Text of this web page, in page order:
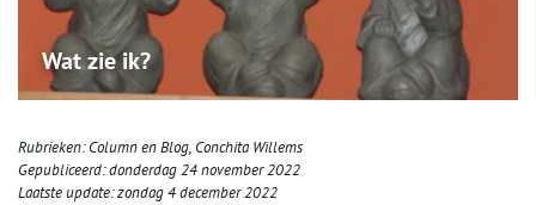
Wat zie ik?
Rubrieken:Column en Blog, Conchita Willems
Gepubliceerd:donderdag 24 november 2022
Laatste update:zondag 4 december 2022